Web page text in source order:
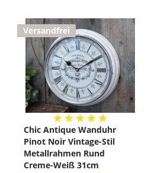
Versandfrei
Chic Antique Wanduhr
Pinot Noir Vintage-Stil
Metallrahmen Rund
Creme-Weiß 31cm